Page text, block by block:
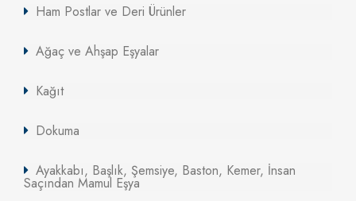
Ham Postlar ve Deri Ürünler
Ağaç ve Ahşap Eşyalar
Kağıt
Dokuma
Ayakkabı, Başlık, Şemsiye, Baston, Kemer, İnsan
Saçından Mamul Eşya